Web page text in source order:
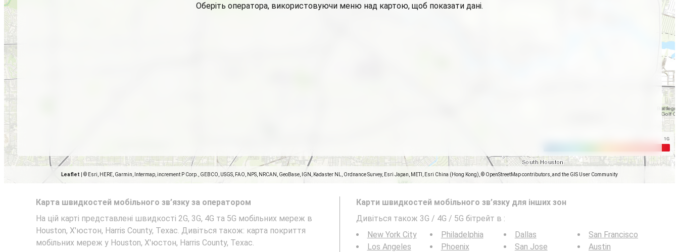
Leaflet © Esri, HERE, Garmin, Intermap, increment P Corp., GEBCO, USGS, FAO, NPS, NRCAN, GeoBase, IGN, Kadaster NL, Ordnance Survey, Esri Japan, METI, Esri China (Hong Kong), © OpenStreetMap contributors, and the GIS User Community
Оберіть оператора, використовуючи меню над картою, щоб показати дані.
Карта швидкостей мобільного зв’язку за оператором
На цій карті представлені швидкості 2G, 3G, 4G та 5G мобільних мереж в
Houston, Х'юстон, Harris County, Техас. Дивіться також: карта покриття
мобільних мереж у Houston, Х'юстон, Harris County, Техас.
Карти швидкостей мобільного зв’язку для інших зон
Дивіться також 3G / 4G / 5G бітрейт в :
New York City
Los Angeles
Philadelphia
Phoenix
Dallas
San Jose
San Francisco
Austin